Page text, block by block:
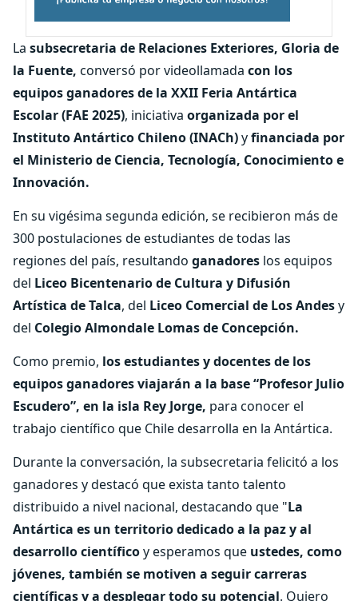
La subsecretaria de Relaciones Exteriores, Gloria de
la Fuente, conversó por videollamada con los
equipos ganadores de la XXII Feria Antártica
Escolar (FAE 2025), iniciativa organizada por el
Instituto Antártico Chileno (INACh)yfinanciada por
el Ministerio de Ciencia, Tecnología, Conocimiento e
Innovación.
En su vigésima segunda edición, se recibieron más de
300 postulaciones de estudiantes de todas las
regiones del país, resultando ganadores los equipos
del Liceo Bicentenario de Cultura y Difusión
Artística de Talca, del Liceo Comercial de Los Andesy
del Colegio Almondale Lomas de Concepción.
Como premio, los estudiantes y docentes de los
equipos ganadores viajarán a la base “Profesor Julio
Escudero”, en la isla Rey Jorge, para conocer el
trabajo científico que Chile desarrolla en la Antártica.
Durante la conversación, la subsecretaria felicitó a los
ganadores y destacó que exista tanto talento
distribuido a nivel nacional, destacando que "La
Antártica es un territorio dedicado a la paz y al
desarrollo científicoy esperamos que ustedes, como
jóvenes, también se motiven a seguir carreras
científicas y a desplegar todo su potencial. Quiero